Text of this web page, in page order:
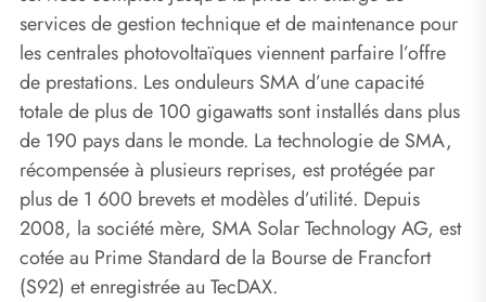
services de gestion technique et de maintenance pour
les centrales photovoltaïques viennent parfaire l’offre
de prestations. Les onduleurs SMA d’une capacité
totale de plus de 100 gigawatts sont installés dans plus
de 190 pays dans le monde. La technologie de SMA,
récompensée à plusieurs reprises, est protégée par
plus de 1 600 brevets et modèles d’utilité. Depuis
2008, la société mère, SMA Solar Technology AG, est
cotée au Prime Standard de la Bourse de Francfort
(S92) et enregistrée au TecDAX.